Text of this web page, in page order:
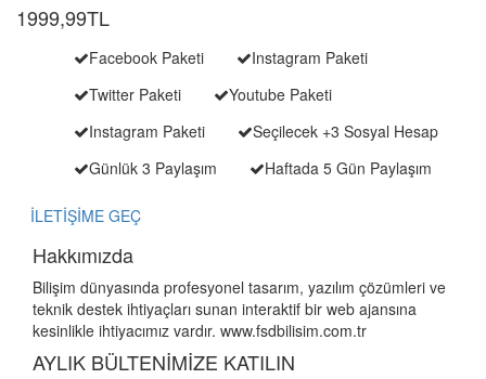
1999,99TL
Facebook Paketi
Instagram Paketi
Twitter Paketi
Youtube Paketi
Instagram Paketi
Seçilecek +3 Sosyal Hesap
Günlük 3 Paylaşım
Haftada 5 Gün Paylaşım
İLETİŞİME GEÇ
Hakkımızda
Bilişim dünyasında profesyonel tasarım, yazılım çözümleri ve
teknik destek ihtiyaçları sunan interaktif bir web ajansına
kesinlikle ihtiyacımız vardır. www.fsdbilisim.com.tr
AYLIK BÜLTENİMİZE KATILIN